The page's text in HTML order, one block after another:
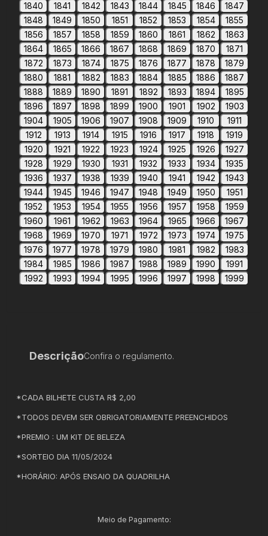
1840
1841 1842 1843 1844 1845 1846
1847
1848
1849 1850 1851 1852 1853 1854
1855
1856
1857 1858 1859 1860 1861 1862
1863
1864
1865 1866 1867 1868 1869 1870
1871
1872
1873 1874 1875 1876 1877 1878
1879
1880
1881 1882 1883 1884 1885 1886
1887
1888
1889 1890 1891 1892 1893 1894
1895
1896
1897 1898 1899 1900 1901 1902
1903
1904
1905 1906 1907 1908 1909 1910
1911
1912
1913 1914 1915 1916 1917 1918
1919
1920
1921 1922 1923 1924 1925 1926
1927
1928
1929 1930 1931 1932 1933 1934
1935
1936
1937 1938 1939 1940 1941 1942
1943
1944
1945 1946 1947 1948 1949 1950
1951
1952
1953 1954 1955 1956 1957 1958
1959
1960
1961 1962 1963 1964 1965 1966
1967
1968
1969 1970 1971 1972 1973 1974
1975
1976
1977 1978 1979 1980 1981 1982
1983
1984
1985 1986 1987 1988 1989 1990
1991
1992
1993 1994 1995 1996 1997 1998 1999
DescriçãoConfira o regulamento.
*CADA BILHETE CUSTA R$ 2,00
*TODOS DEVEM SER OBRIGATORIAMENTE PREENCHIDOS
*PREMIO : UM KIT DE BELEZA
*SORTEIO DIA 11/05/2024
*HORÁRIO: APÓS ENSAIO DA QUADRILHA
Meio de Pagamento: